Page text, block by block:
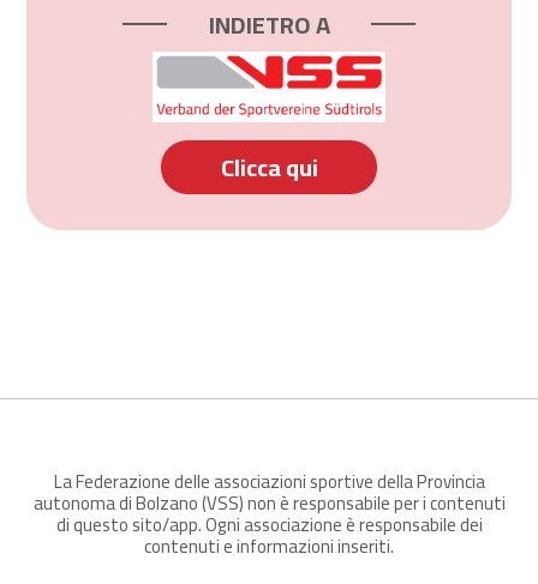
INDIETRO A
Clicca qui
La Federazione delle associazioni sportive della Provincia
autonoma di Bolzano (VSS) non è responsabile per i contenuti
di questo sito/app. Ogni associazione è responsabile dei
contenuti e informazioni inseriti.